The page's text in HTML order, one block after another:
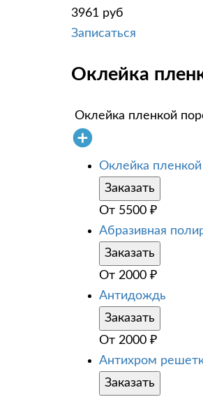
3961 руб
Записаться
Оклейка
Оклейка пленкой
Оклейка пленкой
Заказать
От 5500 ₽
Абразивная
Заказать
От 2000 ₽
Антидождь
Заказать
От 2000 ₽
Антихром
Заказать